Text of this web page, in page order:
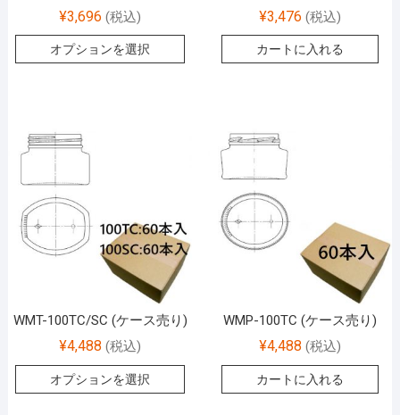
¥3,696 (税込)
オプションを選択
¥3,476 (税込)
カートに入れる
WMT-100TC/SC (ケース売り)
¥4,488 (税込)
オプションを選択
WMP-100TC (ケース売り)
¥4,488 (税込)
カートに入れる